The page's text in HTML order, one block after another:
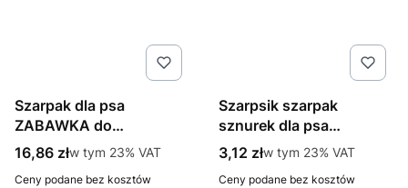
Szarpak dla psa
ZABAWKA do
przeciągania sznurek z
rączką do przeciągania
Cena brutto
16,86 złw tym %s VAT
w tym 23% VAT
Ceny podane bez kosztów
Szarpsik szarpak
sznurek dla psa
WARKOCZ 30CM
Cena brutto
3,12 złw tym %s VAT
w tym 23% VAT
Ceny podane bez kosztów